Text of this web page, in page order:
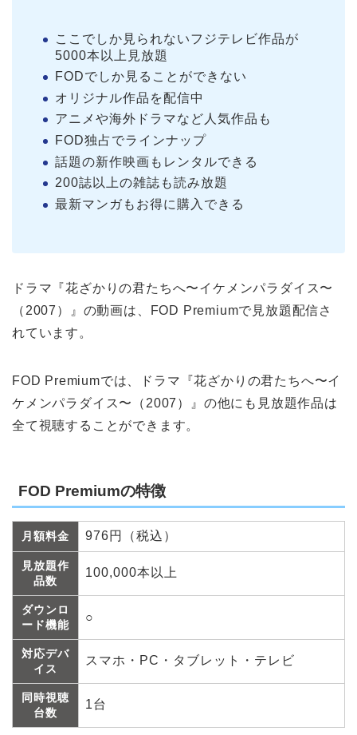
ここでしか見られないフジテレビ作品が
5000本以上見放題
FODでしか見ることができない
オリジナル作品を配信中
アニメや海外ドラマなど人気作品も
FOD独占でラインナップ
話題の新作映画もレンタルできる
200誌以上の雑誌も読み放題
最新マンガもお得に購入できる
ドラマ『花ざかりの君たちへ〜イケメンパラダイス〜
（2007）』の動画は、FOD Premiumで見放題配信さ
れています。
FOD Premiumでは、ドラマ『花ざかりの君たちへ〜イ
ケメンパラダイス〜（2007）』の他にも見放題作品は
全て視聴することができます。
FOD Premiumの特徴
月額料金 976円（税込）
見放題作
品数
100,000本以上
ダウンロ
ード機能
○
対応デバ
イス
スマホ・PC・タブレット・テレビ
同時視聴
台数
1台